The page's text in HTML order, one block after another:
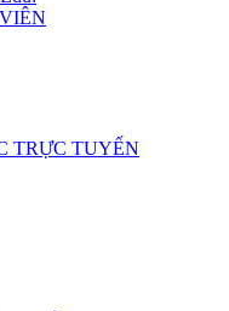
TRỰC TUYẾN